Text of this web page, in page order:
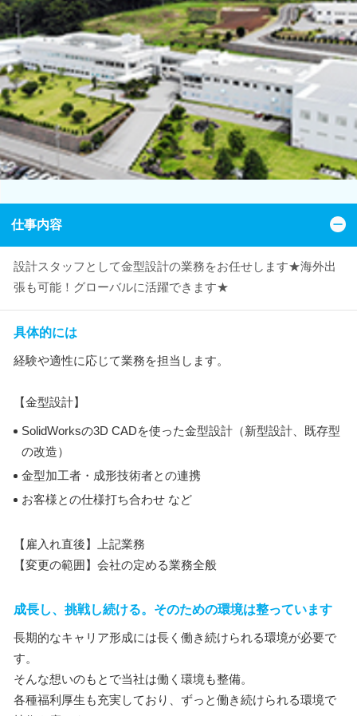
仕事内容
設計スタッフとして金型設計の業務をお任せします★海外出
張も可能！グローバルに活躍できます★
具体的には
経験や適性に応じて業務を担当します。
【金型設計】
SolidWorksの3D CADを使った金型設計（新型設計、既存型
の改造）
金型加工者・成形技術者との連携
お客様との仕様打ち合わせ など
【雇入れ直後】上記業務
【変更の範囲】会社の定める業務全般
成長し、挑戦し続ける。そのための環境は整っています
長期的なキャリア形成には長く働き続けられる環境が必要で
す。
そんな想いのもとで当社は働く環境も整備。
各種福利厚生も充実しており、ずっと働き続けられる環境で